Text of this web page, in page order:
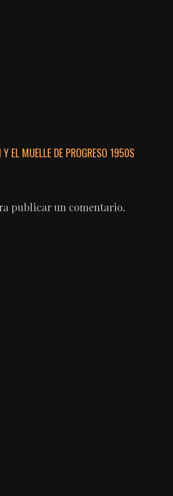
EL MUELLE DE PROGRESO 1950S
publicar un comentario.